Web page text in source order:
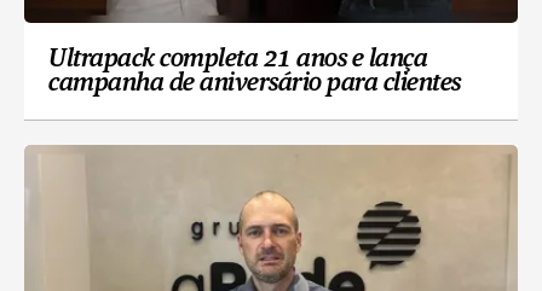
Ultrapack completa 21 anos e lança
campanha de aniversário para clientes